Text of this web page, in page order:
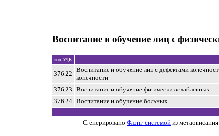
Воспитание и обучение лиц с
код УДК
376.22
Воспитание и обучение лиц с дефектами
конечности
376.23 Воспитание и обучение физически ослабленных
376.24 Воспитание и обучение больных
Сгенерировано Флэнг-системой из